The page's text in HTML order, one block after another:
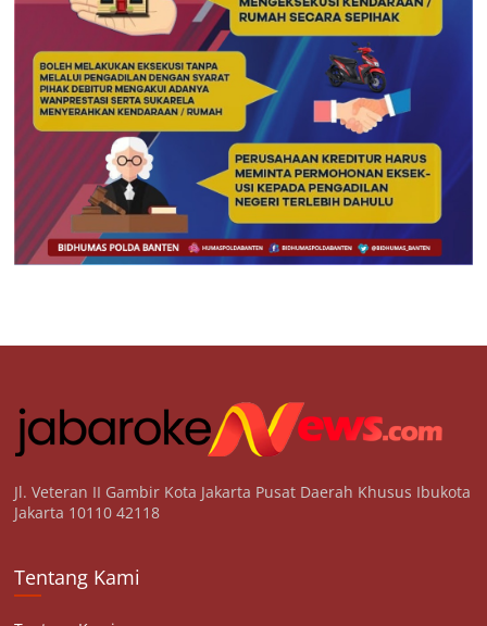
Jl. Veteran II Gambir Kota Jakarta Pusat Daerah Khusus Ibukota
Jakarta 10110 42118
Tentang Kami